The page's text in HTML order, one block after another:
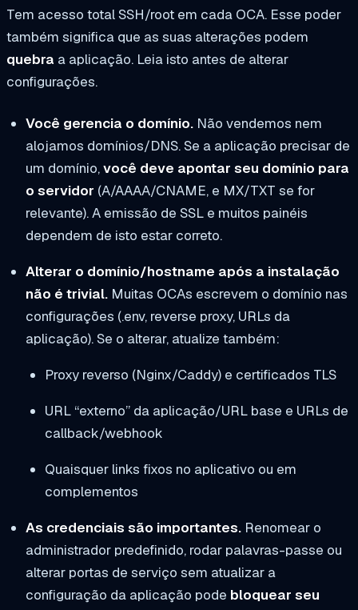
Tem acesso total SSH/root em cada OCA. Esse poder
também significa que as suas alterações podem
quebra a aplicação. Leia isto antes de alterar
configurações.
Você gerencia o domínio.Não vendemos nem
alojamos domínios/DNS. Se a aplicação precisar de
um domínio,você deve apontar seu domínio para
o servidor (A/AAAA/CNAME, e MX/TXT se for
relevante). A emissão de SSL e muitos painéis
dependem de isto estar correto.
Alterar o domínio/hostname após a instalação
não é trivial.Muitas OCAs escrevem o domínio nas
configurações (.env, reverse proxy, URLs da
aplicação). Se o alterar, atualize também:
Proxy reverso (Nginx/Caddy) e certificados TLS
URL “externo” da aplicação/URL base e URLs de
callback/webhook
Quaisquer links fixos no aplicativo ou em
complementos
As credenciais são importantes.Renomear o
administrador predefinido, rodar palavras-passe ou
alterar portas de serviço sem atualizar a
configuração da aplicação pode bloquear seu